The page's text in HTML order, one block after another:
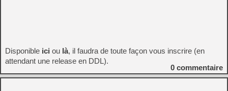
Disponible ici ou là, il faudra de toute façon vous inscrire (en
attendant une release en DDL).
0 commentaire